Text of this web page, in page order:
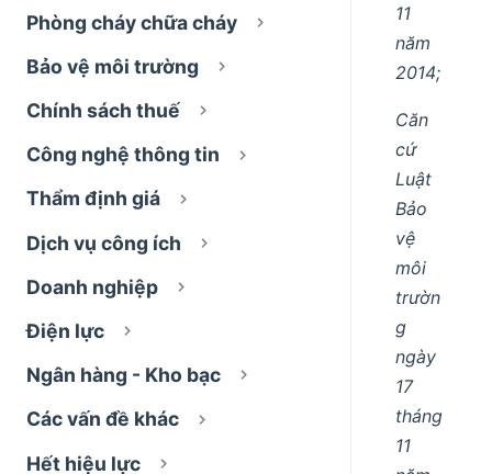
Phòng cháy chữa cháy
Bảo vệ môi trường
Chính sách thuế
Công nghệ thông tin
Thẩm định giá
Dịch vụ công ích
Doanh nghiệp
Điện lực
Ngân hàng - Kho bạc
Các vấn đề khác
Hết hiệu lực
11
năm
2014;
Căn
cứ
Luật
Bảo
vệ
môi
trườn
g
ngày
17
tháng
11